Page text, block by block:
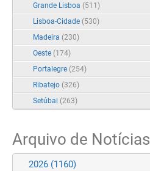
Grande Lisboa (511)
Lisboa-Cidade (530)
Madeira (230)
Oeste (174)
Portalegre (254)
Ribatejo (326)
Setúbal (263)
Arquivo de Notícias
2026 (1160)